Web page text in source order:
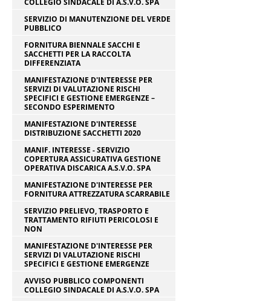
COLLEGIO SINDACALE DI A.S.V.O. SPA
SERVIZIO DI MANUTENZIONE DEL VERDE
PUBBLICO
FORNITURA BIENNALE SACCHI E
SACCHETTI PER LA RACCOLTA
DIFFERENZIATA
MANIFESTAZIONE D'INTERESSE PER
SERVIZI DI VALUTAZIONE RISCHI
SPECIFICI E GESTIONE EMERGENZE –
SECONDO ESPERIMENTO
MANIFESTAZIONE D'INTERESSE
DISTRIBUZIONE SACCHETTI 2020
MANIF. INTERESSE - SERVIZIO
COPERTURA ASSICURATIVA GESTIONE
OPERATIVA DISCARICA A.S.V.O. SPA
MANIFESTAZIONE D'INTERESSE PER
FORNITURA ATTREZZATURA SCARRABILE
SERVIZIO PRELIEVO, TRASPORTO E
TRATTAMENTO RIFIUTI PERICOLOSI E
NON
MANIFESTAZIONE D'INTERESSE PER
SERVIZI DI VALUTAZIONE RISCHI
SPECIFICI E GESTIONE EMERGENZE
AVVISO PUBBLICO COMPONENTI
COLLEGIO SINDACALE DI A.S.V.O. SPA